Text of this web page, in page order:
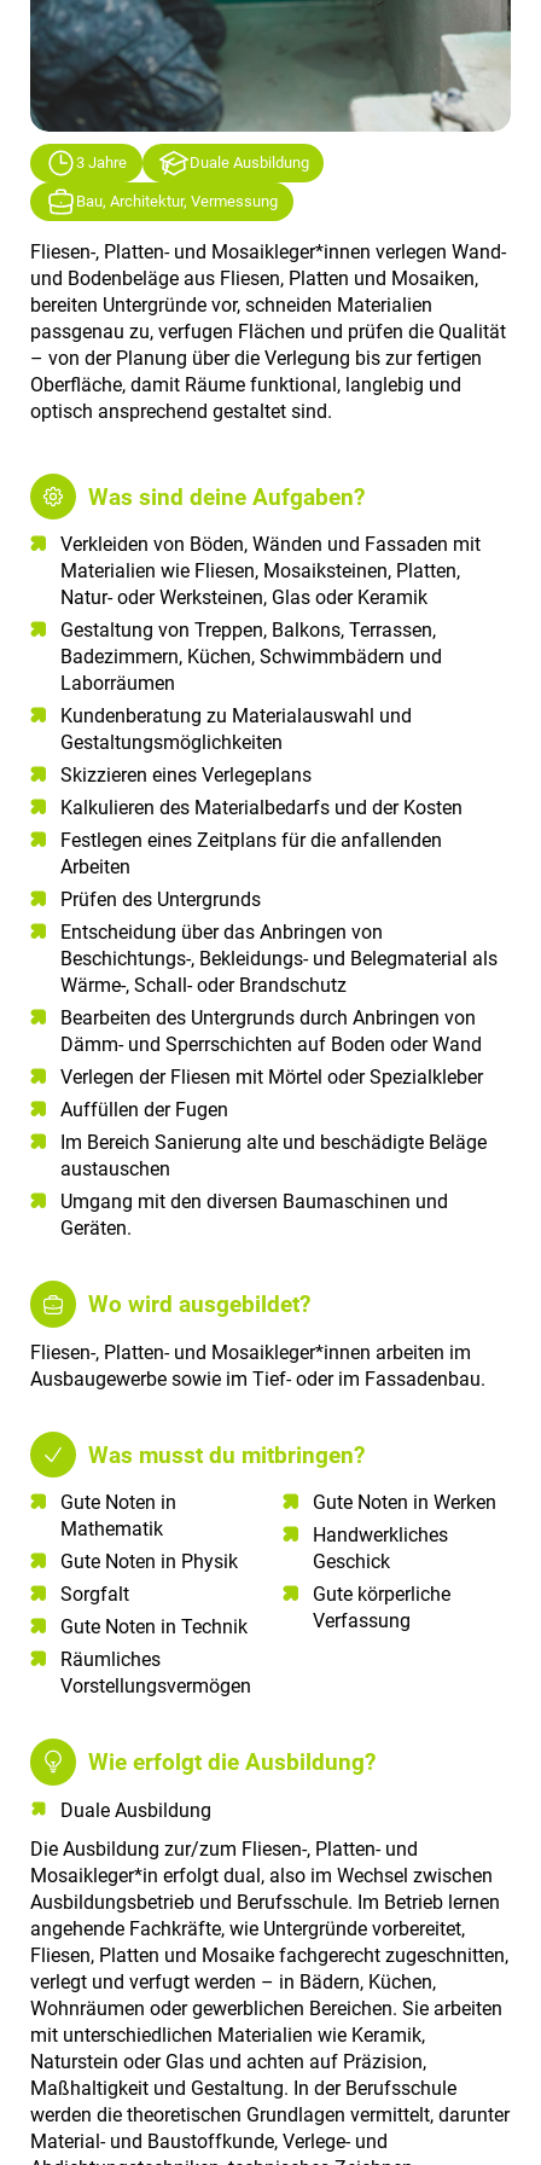
3 Jahre Duale Ausbildung
Bau, Architektur, Vermessung
Fliesen-, Platten- und Mosaikleger*innen verlegen Wand-
und Bodenbeläge aus Fliesen, Platten und Mosaiken,
bereiten Untergründe vor, schneiden Materialien
passgenau zu, verfugen Flächen und prüfen die Qualität
– von der Planung über die Verlegung bis zur fertigen
Oberfläche, damit Räume funktional, langlebig und
optisch ansprechend gestaltet sind.
Was sind deine Aufgaben?
Verkleiden von Böden, Wänden und Fassaden mit
Materialien wie Fliesen, Mosaiksteinen, Platten,
Natur- oder Werksteinen, Glas oder Keramik
Gestaltung von Treppen, Balkons, Terrassen,
Badezimmern, Küchen, Schwimmbädern und
Laborräumen
Kundenberatung zu Materialauswahl und
Gestaltungsmöglichkeiten
Skizzieren eines Verlegeplans
Kalkulieren des Materialbedarfs und der Kosten
Festlegen eines Zeitplans für die anfallenden
Arbeiten
Prüfen des Untergrunds
Entscheidung über das Anbringen von
Beschichtungs-, Bekleidungs- und Belegmaterial als
Wärme-, Schall- oder Brandschutz
Bearbeiten des Untergrunds durch Anbringen von
Dämm- und Sperrschichten auf Boden oder Wand
Verlegen der Fliesen mit Mörtel oder Spezialkleber
Auffüllen der Fugen
Im Bereich Sanierung alte und beschädigte Beläge
austauschen
Umgang mit den diversen Baumaschinen und
Geräten.
Wo wird ausgebildet?
Fliesen-, Platten- und Mosaikleger*innen arbeiten im
Ausbaugewerbe sowie im Tief- oder im Fassadenbau.
Was musst du mitbringen?
Gute Noten in
Mathematik​
Gute Noten in Physik​
Sorgfalt​
Gute Noten in Technik​
Räumliches
Vorstellungsvermögen​
Gute Noten in Werken
Handwerkliches
Geschick
Gute körperliche
Verfassung
Wie erfolgt die Ausbildung?
Duale Ausbildung
Die Ausbildung zur/zum Fliesen-, Platten- und
Mosaikleger*in erfolgt dual, also im Wechsel zwischen
Ausbildungsbetrieb und Berufsschule. Im Betrieb lernen
angehende Fachkräfte, wie Untergründe vorbereitet,
Fliesen, Platten und Mosaike fachgerecht zugeschnitten,
verlegt und verfugt werden – in Bädern, Küchen,
Wohnräumen oder gewerblichen Bereichen. Sie arbeiten
mit unterschiedlichen Materialien wie Keramik,
Naturstein oder Glas und achten auf Präzision,
Maßhaltigkeit und Gestaltung. In der Berufsschule
werden die theoretischen Grundlagen vermittelt, darunter
Material- und Baustoffkunde, Verlege- und